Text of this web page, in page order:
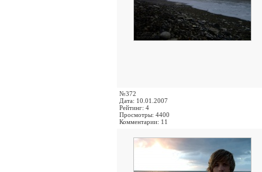
№372
Дата: 10.01.2007
Рейтинг: 4
Просмотры: 4400
Комментарии: 11